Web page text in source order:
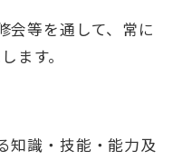
会等を通して、常に
ます。
知識・技能・能力及